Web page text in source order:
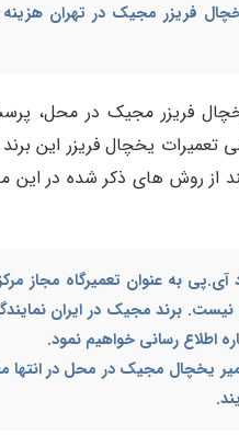
فریزر مجیک در تهران
فریزر مجیک در محل،
یخچال فریزر این
روش های ذکر شده در این
آی.پی به عنوان تعمیرگاه
برند مجیک در ایران
اطلاع رسانی خواهیم نمود.
یخچال مجیک در محل در